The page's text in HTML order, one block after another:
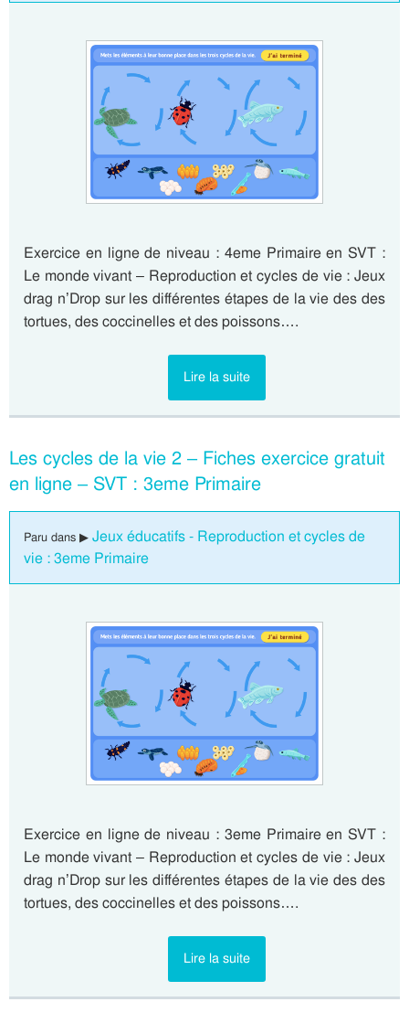
Exercice en ligne de niveau : 4eme Primaire en SVT :
Le monde vivant – Reproduction et cycles de vie : Jeux
drag n’Drop sur les différentes étapes de la vie des des
tortues, des coccinelles et des poissons….
Lire la suite
Les cycles de la vie 2 – Fiches exercice gratuit
en ligne – SVT : 3eme Primaire
Paru dans ▶ Jeux éducatifs - Reproduction et cycles de
vie : 3eme Primaire
Exercice en ligne de niveau : 3eme Primaire en SVT :
Le monde vivant – Reproduction et cycles de vie : Jeux
drag n’Drop sur les différentes étapes de la vie des des
tortues, des coccinelles et des poissons….
Lire la suite